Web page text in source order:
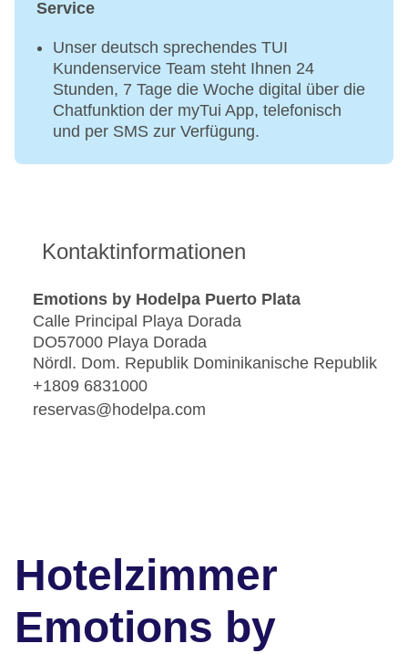
Service
Unser deutsch sprechendes TUI
Kundenservice Team steht Ihnen 24
Stunden, 7 Tage die Woche digital über die
Chatfunktion der myTui App, telefonisch
und per SMS zur Verfügung.
Kontaktinformationen
Emotions by Hodelpa Puerto Plata
Calle Principal Playa Dorada
DO57000 Playa Dorada
Nördl. Dom. Republik Dominikanische Republik
+1809 6831000
reservas@hodelpa.com
Hotelzimmer
Emotions by